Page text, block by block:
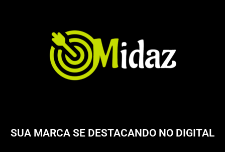
SUA MARCA SE DESTACANDO NO DIGITAL